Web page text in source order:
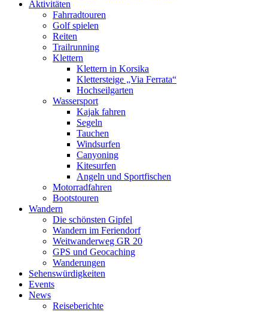
Aktivitäten
Fahrradtouren
Golf spielen
Reiten
Trailrunning
Klettern
Klettern in Korsika
Klettersteige „Via Ferrata“
Hochseilgarten
Wassersport
Kajak fahren
Segeln
Tauchen
Windsurfen
Canyoning
Kitesurfen
Angeln und Sportfischen
Motorradfahren
Bootstouren
Wandern
Die schönsten Gipfel
Wandern im Feriendorf
Weitwanderweg GR 20
GPS und Geocaching
Wanderungen
Sehenswürdigkeiten
Events
News
Reiseberichte